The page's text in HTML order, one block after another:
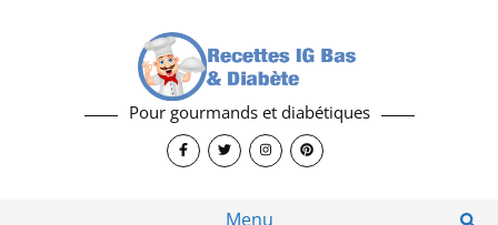
Pour gourmands et diabétiques
Menu